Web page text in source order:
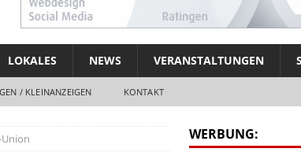
LOKALES NEWS VERANSTALTUNGEN
/ KLEINANZEIGEN KONTAKT
WERBUNG: